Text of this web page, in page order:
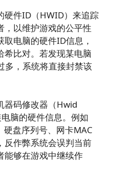
硬件ID（HWID）来追踪
，以维护游戏的公平性
电脑的硬件ID信息，
希比对。若发现某电脑
多，系统将直接封禁该
器码修改器（Hwid
脑的硬件信息。例如
硬盘序列号、网卡MAC
反作弊系统会误判当前
能够在游戏中继续作